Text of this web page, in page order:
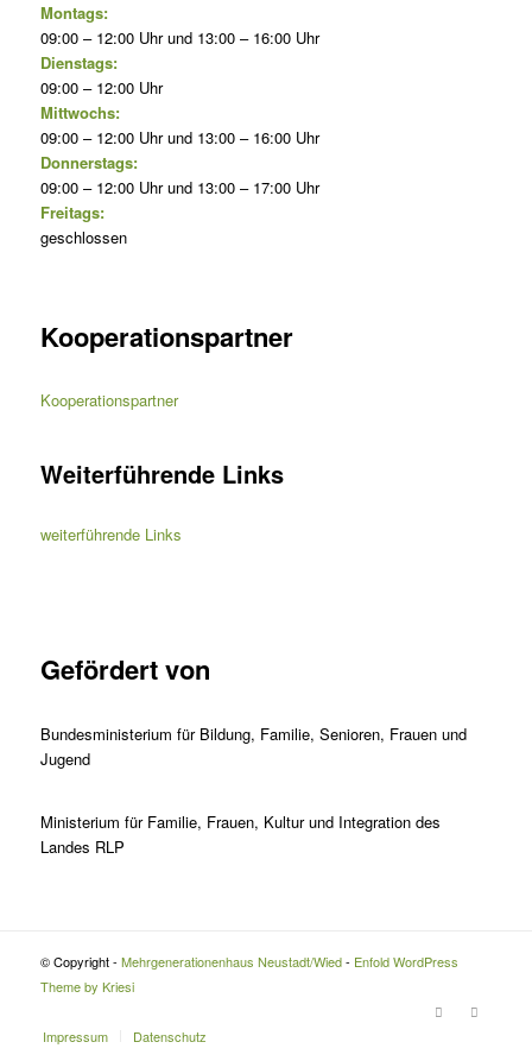
Montags:
09:00 – 12:00 Uhr und 13:00 – 16:00 Uhr
Dienstags:
09:00 – 12:00 Uhr
Mittwochs:
09:00 – 12:00 Uhr und 13:00 – 16:00 Uhr
Donnerstags:
09:00 – 12:00 Uhr und 13:00 – 17:00 Uhr
Freitags:
geschlossen
Kooperationspartner
Kooperationspartner
Weiterführende Links
weiterführende Links
Gefördert von
Bundesministerium für Bildung, Familie, Senioren, Frauen und
Jugend
Ministerium für Familie, Frauen, Kultur und Integration des
Landes RLP
© Copyright - Mehrgenerationenhaus Neustadt/Wied- Enfold WordPress
Theme by Kriesi
Impressum Datenschutz